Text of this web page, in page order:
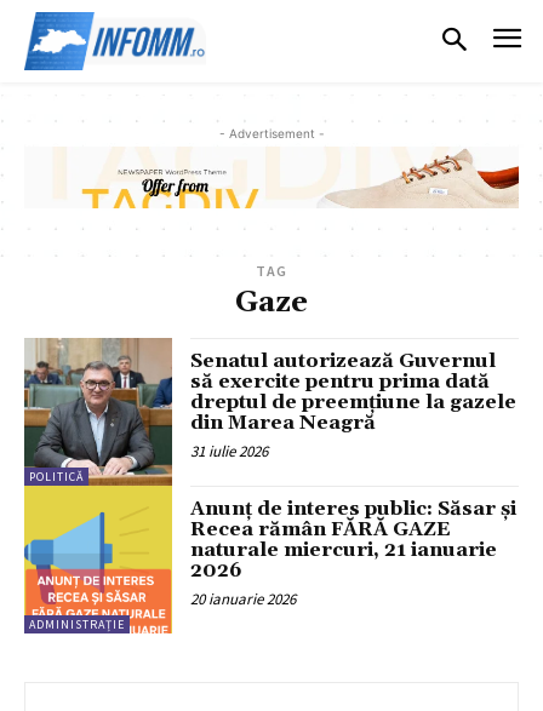
- Advertisement -
TAG
Gaze
POLITICĂ
Senatul autorizează Guvernul
să exercite pentru prima dată
dreptul de preemțiune la gazele
din Marea Neagră
31 iulie 2026
ADMINISTRAȚIE
Anunț de interes public: Săsar și
Recea rămân FĂRĂ GAZE
naturale miercuri, 21 ianuarie
2026
20 ianuarie 2026